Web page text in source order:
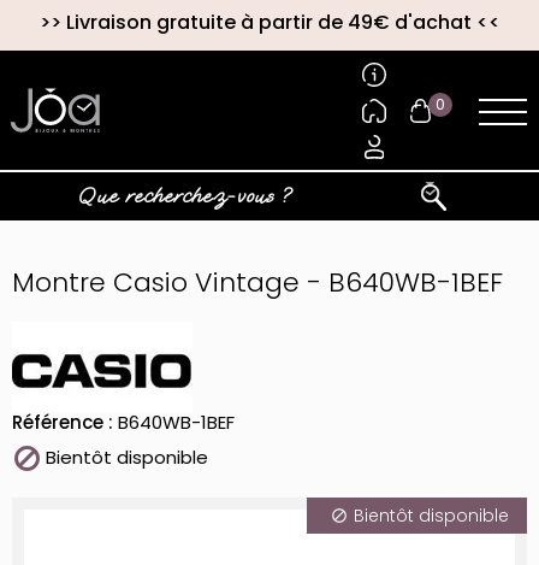
>> Livraison gratuite à partir de 49€ d'achat <<
0
Montre Casio Vintage - B640WB-1BEF
Référence : B640WB-1BEF
 Bientôt disponible
Bientôt disponible